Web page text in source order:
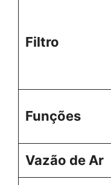
Filtro
Funções
Vazão de Ar